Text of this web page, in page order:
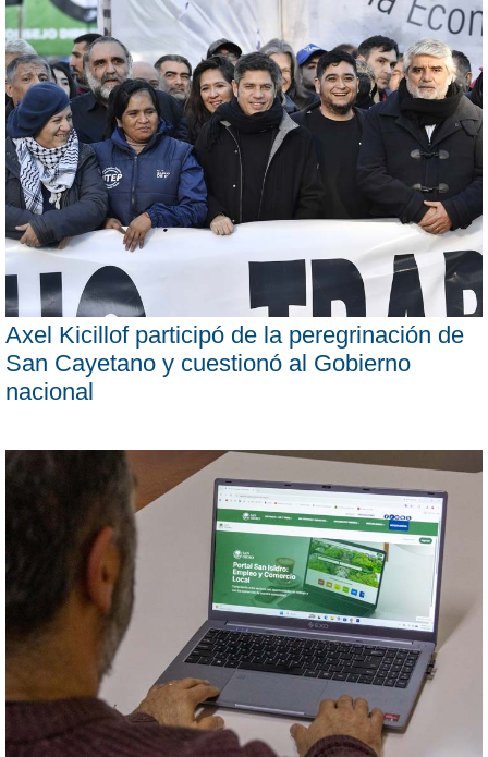
Axel Kicillof participó de la peregrinación de
San Cayetano y cuestionó al Gobierno
nacional